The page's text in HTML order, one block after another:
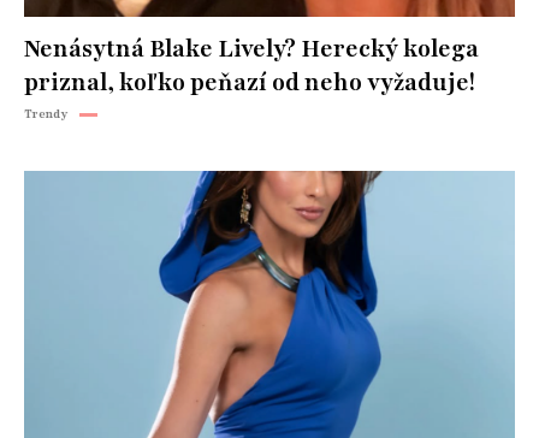
Nenásytná Blake Lively? Herecký kolega
priznal, koľko peňazí od neho vyžaduje!
Trendy